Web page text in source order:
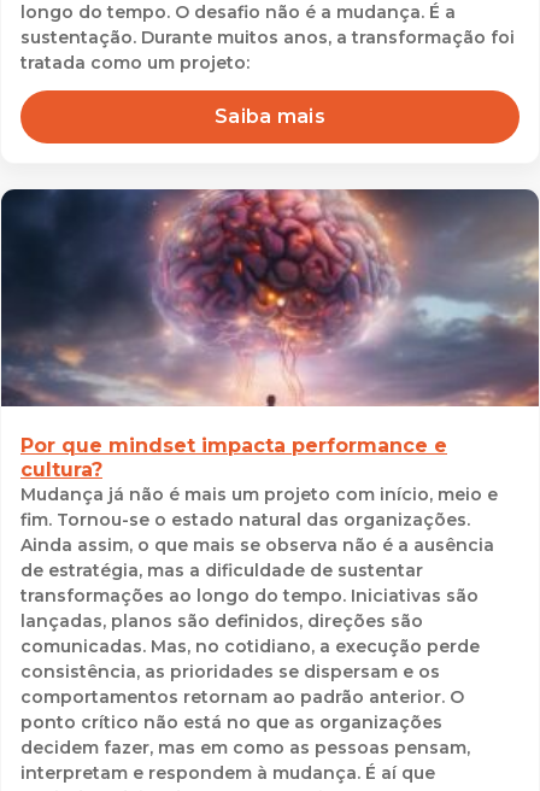
longo do tempo. O desafio não é a mudança. É a
sustentação. Durante muitos anos, a transformação foi
tratada como um projeto:
Saiba mais
Por que mindset impacta performance e
cultura?
Mudança já não é mais um projeto com início, meio e
fim. Tornou-se o estado natural das organizações.
Ainda assim, o que mais se observa não é a ausência
de estratégia, mas a dificuldade de sustentar
transformações ao longo do tempo. Iniciativas são
lançadas, planos são definidos, direções são
comunicadas. Mas, no cotidiano, a execução perde
consistência, as prioridades se dispersam e os
comportamentos retornam ao padrão anterior. O
ponto crítico não está no que as organizações
decidem fazer, mas em como as pessoas pensam,
interpretam e respondem à mudança. É aí que